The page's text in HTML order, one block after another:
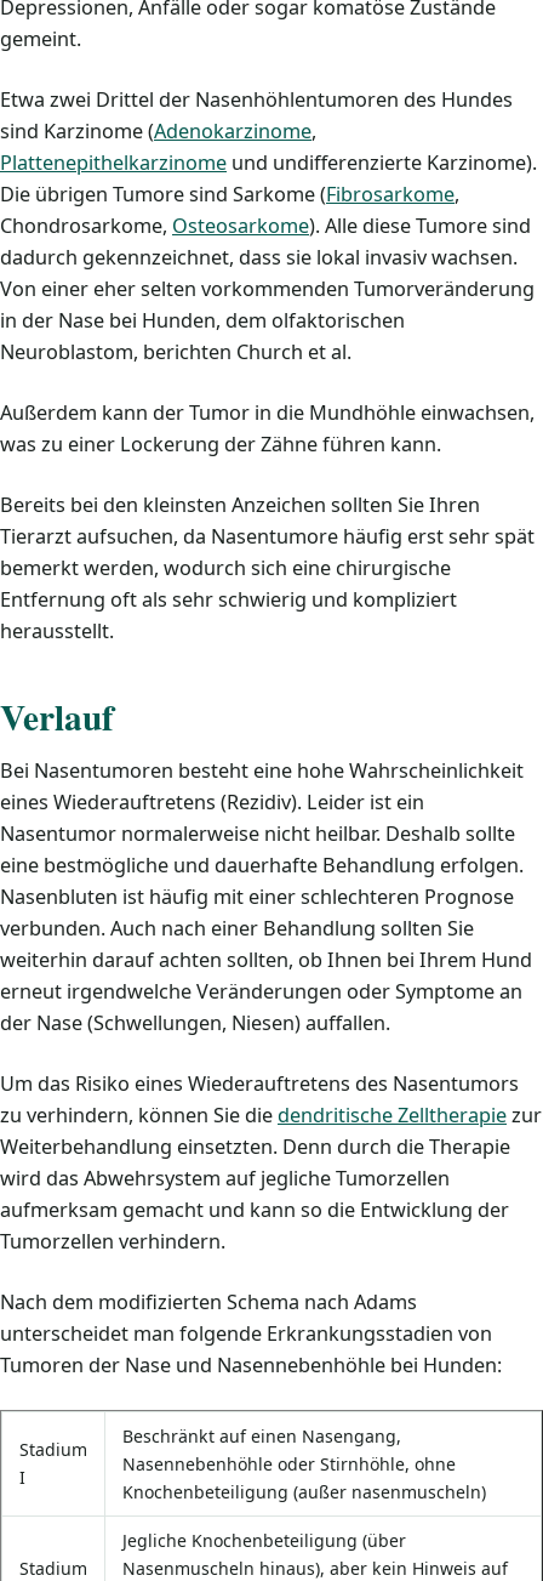
Depressionen, Anfälle oder sogar komatöse Zustände
gemeint.
Etwa zwei Drittel der Nasenhöhlentumoren des Hundes
sind Karzinome (Adenokarzinome,
Plattenepithelkarzinome und undifferenzierte Karzinome).
Die übrigen Tumore sind Sarkome (Fibrosarkome,
Chondrosarkome, Osteosarkome). Alle diese Tumore sind
dadurch gekennzeichnet, dass sie lokal invasiv wachsen.
Von einer eher selten vorkommenden Tumorveränderung
in der Nase bei Hunden, dem olfaktorischen
Neuroblastom, berichten Church et al.
Außerdem kann der Tumor in die Mundhöhle einwachsen,
was zu einer Lockerung der Zähne führen kann.
Bereits bei den kleinsten Anzeichen sollten Sie Ihren
Tierarzt aufsuchen, da Nasentumore häufig erst sehr spät
bemerkt werden, wodurch sich eine chirurgische
Entfernung oft als sehr schwierig und kompliziert
herausstellt.
Verlauf
Bei Nasentumoren besteht eine hohe Wahrscheinlichkeit
eines Wiederauftretens (Rezidiv). Leider ist ein
Nasentumor normalerweise nicht heilbar. Deshalb sollte
eine bestmögliche und dauerhafte Behandlung erfolgen.
Nasenbluten ist häufig mit einer schlechteren Prognose
verbunden. Auch nach einer Behandlung sollten Sie
weiterhin darauf achten sollten, ob Ihnen bei Ihrem Hund
erneut irgendwelche Veränderungen oder Symptome an
der Nase (Schwellungen, Niesen) auffallen.
Um das Risiko eines Wiederauftretens des Nasentumors
zu verhindern, können Sie diedendritische Zelltherapiezur
Weiterbehandlung einsetzten. Denn durch die Therapie
wird das Abwehrsystem auf jegliche Tumorzellen
aufmerksam gemacht und kann so die Entwicklung der
Tumorzellen verhindern.
Nach dem modifizierten Schema nach Adams
unterscheidet man folgende Erkrankungsstadien von
Tumoren der Nase und Nasennebenhöhle bei Hunden:
Stadium
I
Beschränkt auf einen Nasengang,
Nasennebenhöhle oder Stirnhöhle, ohne
Knochenbeteiligung (außer nasenmuscheln)
Stadium
Jegliche Knochenbeteiligung (über
Nasenmuscheln hinaus), aber kein Hinweis auf